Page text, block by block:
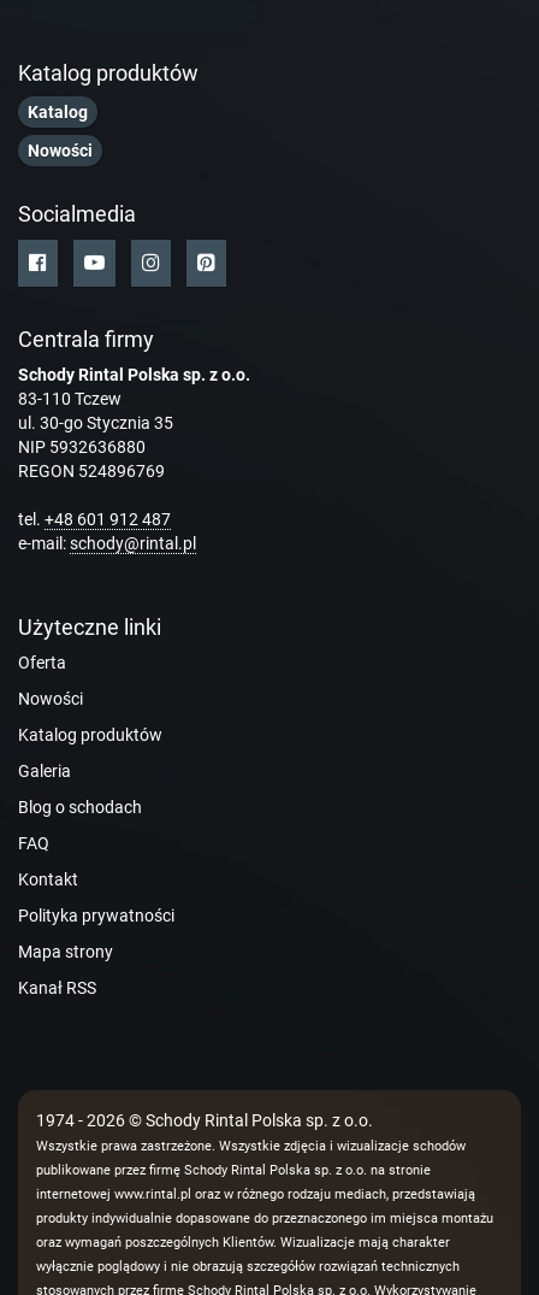
Katalog produktów
Katalog
Nowości
Socialmedia
Centrala firmy
Schody Rintal Polska sp. z o.o.
83-110 Tczew
ul. 30-go Stycznia 35
NIP 5932636880
REGON 524896769
tel. +48 601 912 487
e-mail:schody@rintal.pl
Użyteczne linki
Oferta
Nowości
Katalog produktów
Galeria
Blog o schodach
FAQ
Kontakt
Polityka prywatności
Mapa strony
Kanał RSS
1974 - 2026 © Schody Rintal Polska sp. z o.o.
Wszystkie prawa zastrzeżone. Wszystkie zdjęcia i wizualizacje schodów
publikowane przez firmę Schody Rintal Polska sp. z o.o. na stronie
internetowej www.rintal.pl oraz w różnego rodzaju mediach, przedstawiają
produkty indywidualnie dopasowane do przeznaczonego im miejsca montażu
oraz wymagań poszczególnych Klientów. Wizualizacje mają charakter
wyłącznie poglądowy i nie obrazują szczegółów rozwiązań technicznych
stosowanych przez firmę Schody Rintal Polska sp. z o.o. Wykorzystywanie